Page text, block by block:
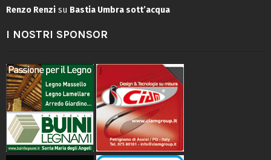
Renzo Renzi su Bastia Umbra sott’acqua
I NOSTRI SPONSOR